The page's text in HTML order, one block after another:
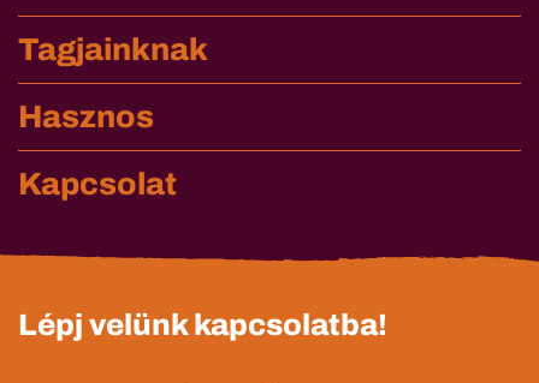
Tagjainknak
Hasznos
Kapcsolat
Lépj velünk kapcsolatba!